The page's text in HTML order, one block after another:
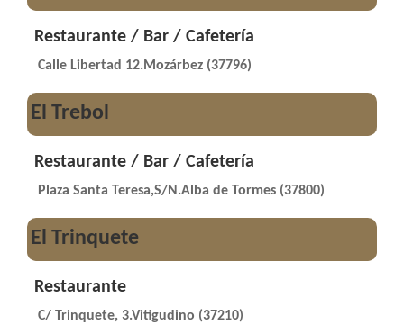
Restaurante / Bar / Cafetería
Calle Libertad 12.Mozárbez (37796)
El Trebol
Restaurante / Bar / Cafetería
Plaza Santa Teresa,S/N.Alba de Tormes (37800)
El Trinquete
Restaurante
C/ Trinquete, 3.Vitigudino (37210)